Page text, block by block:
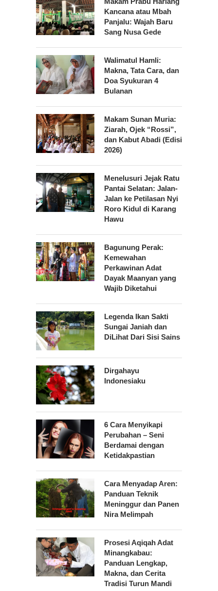
Kancana atau Mbah
Panjalu: Wajah Baru
Sang Nusa Gede
Walimatul Hamli:
Makna, Tata Cara, dan
Doa Syukuran 4
Bulanan
Makam Sunan Muria:
Ziarah, Ojek “Rossi”,
dan Kabut Abadi (Edisi
2026)
Menelusuri Jejak Ratu
Pantai Selatan: Jalan-
Jalan ke Petilasan Nyi
Roro Kidul di Karang
Hawu
Bagunung Perak:
Kemewahan
Perkawinan Adat
Dayak Maanyan yang
Wajib Diketahui
Legenda Ikan Sakti
Sungai Janiah dan
DiLihat Dari Sisi Sains
Dirgahayu
Indonesiaku
6 Cara Menyikapi
Perubahan – Seni
Berdamai dengan
Ketidakpastian
Cara Menyadap Aren:
Panduan Teknik
Meninggur dan Panen
Nira Melimpah
Prosesi Aqiqah Adat
Minangkabau:
Panduan Lengkap,
Makna, dan Cerita
Tradisi Turun Mandi